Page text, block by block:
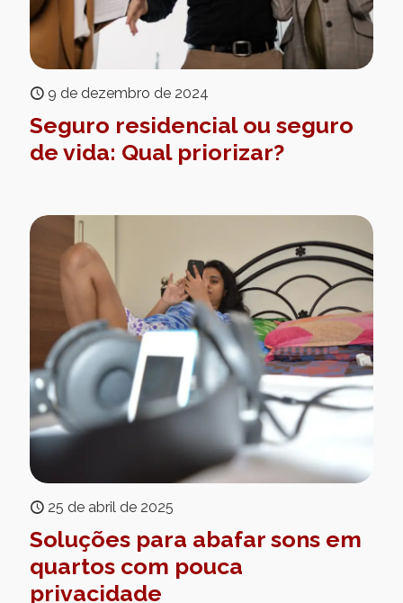
9 de dezembro de 2024
Seguro residencial ou seguro
de vida: Qual priorizar?
25 de abril de 2025
Soluções para abafar sons em
quartos com pouca
privacidade